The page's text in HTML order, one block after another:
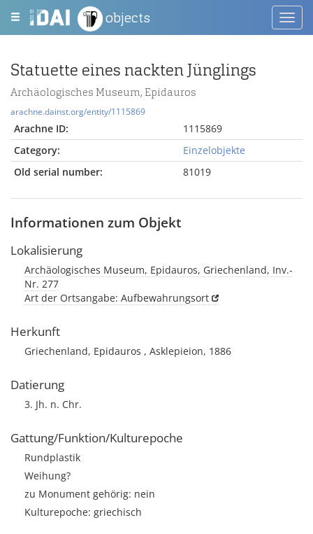
objects
Statuette eines nackten Jünglings
Archäologisches Museum, Epidauros
arachne.dainst.org/entity/1115869
Arachne ID:
1115869
Category:
Einzelobjekte
Old serial number:
81019
Informationen zum Objekt
Lokalisierung
Archäologisches Museum, Epidauros, Griechenland, Inv.-
Nr. 277
Art der Ortsangabe: Aufbewahrungsort
Herkunft
Griechenland, Epidauros , Asklepieion, 1886
Datierung
3. Jh. n. Chr.
Gattung/Funktion/Kulturepoche
Rundplastik
Weihung?
zu Monument gehörig: nein
Kulturepoche: griechisch